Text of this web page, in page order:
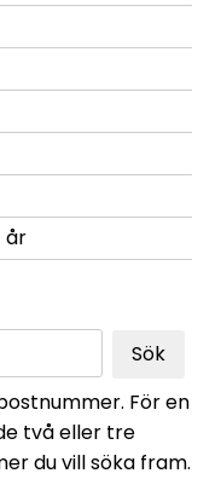
år
Sök
För en
två eller tre
du vill söka fram.